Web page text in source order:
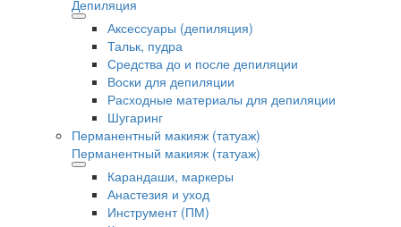
Депиляция
Аксессуары (депиляция)
Тальк, пудра
Средства до и после депиляции
Воски для депиляции
Расходные материалы для депиляции
Шугаринг
Перманентный макияж (татуаж)
Перманентный макияж (татуаж)
Карандаши, маркеры
Анастезия и уход
Инструмент (ПМ)